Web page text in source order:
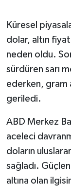
Küresel
dolar, altın
neden oldu.
sürdüren sarı
ederken, gram
geriledi.
ABD Merkez
aceleci
doların
sağladı.
altına olan